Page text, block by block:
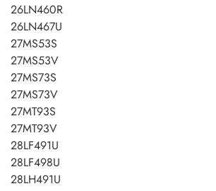
26LN460R
26LN467U
27MS53S
27MS53V
27MS73S
27MS73V
27MT93S
27MT93V
28LF491U
28LF498U
28LH491U